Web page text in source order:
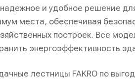
и удобное решение
места, обеспечивая
построек. Все
энергоэффективность
лестницы FAKRO по